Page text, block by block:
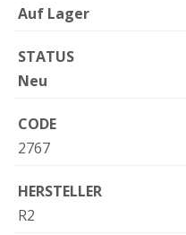
Auf Lager
STATUS
Neu
CODE
2767
HERSTELLER
R2